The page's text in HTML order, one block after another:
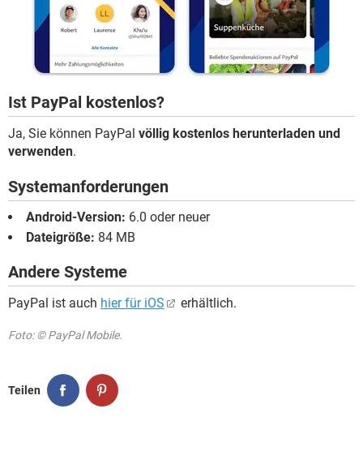
Ist PayPal kostenlos?
Ja, Sie können PayPal völlig kostenlos herunterladen und
verwenden.
Systemanforderungen
Android-Version: 6.0 oder neuer
Dateigröße: 84 MB
Andere Systeme
PayPal ist auch hier für iOS erhältlich.
Foto: © PayPal Mobile.
Teilen